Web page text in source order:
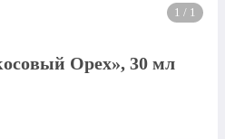
1 / 1
Орех», 30 мл